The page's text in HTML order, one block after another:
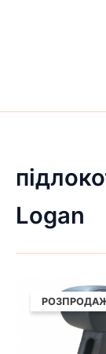
Logan
ціна:
1,690₴.